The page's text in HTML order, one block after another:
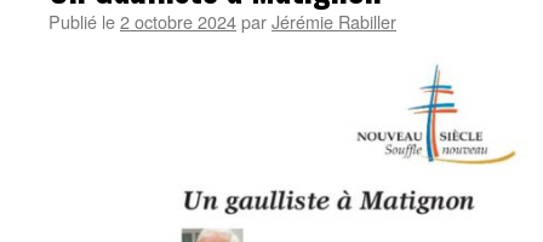
Publié le2 octobre 2024parJérémie Rabiller